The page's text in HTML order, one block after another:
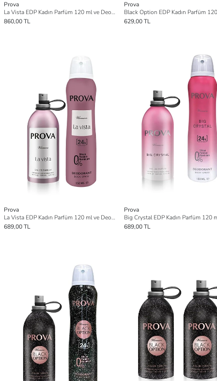
Prova
La Vista EDP Kadın Parfüm 120 ml ve Deodorant 150 ml 3 Adet
860,00 TL
Prova
629,00 TL
Prova
La Vista EDP Kadın Parfüm 120 ml ve Deodorant 150 ml
689,00 TL
Prova
689,00 TL